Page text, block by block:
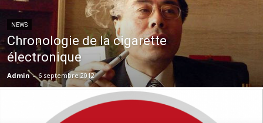
NEWS
Chronologie de la cigarette
électronique
Admin - 6 septembre 2012